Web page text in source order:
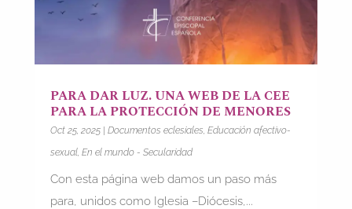
PARA DAR LUZ. UNA WEB DE LA CEE
PARA LA PROTECCIÓN DE MENORES
Oct 25, 2025| Documentos eclesiales, Educación afectivo-
sexual, En el mundo - Secularidad
Con esta página web damos un paso más
para, unidos como Iglesia –Diócesis,...